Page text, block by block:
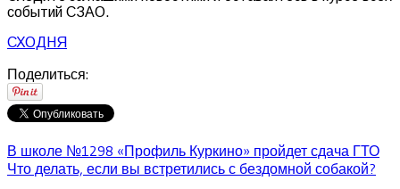
событий СЗАО.
СХОДНЯ
Поделиться:
В школе №1298 «Профиль Куркино» пройдет сдача ГТО
Что делать, если вы встретились с бездомной собакой?